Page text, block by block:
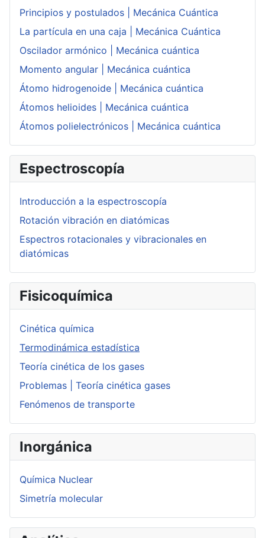
Principios y postulados | Mecánica Cuántica
La partícula en una caja | Mecánica Cuántica
Oscilador armónico | Mecánica cuántica
Momento angular | Mecánica cuántica
Átomo hidrogenoide | Mecánica cuántica
Átomos helioides | Mecánica cuántica
Átomos polielectrónicos | Mecánica cuántica
Espectroscopía
Introducción a la espectroscopía
Rotación vibración en diatómicas
Espectros rotacionales y vibracionales en
diatómicas
Fisicoquímica
Cinética química
Termodinámica estadística
Teoría cinética de los gases
Problemas | Teoría cinética gases
Fenómenos de transporte
Inorgánica
Química Nuclear
Simetría molecular